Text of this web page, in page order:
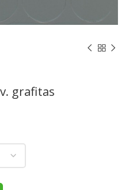
grafitas